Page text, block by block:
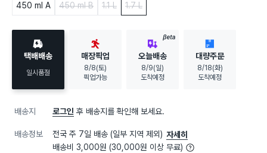
450 ml A 450 ml B 1.1 L 1.7 L
택배배송
일시품절
매장픽업
8/8(토)
픽업가능
BETA
오늘배송
8/9(일)
도착예정
대량주문
8/18(화)
도착예정
배송지 로그인 후 배송지를 확인해 보세요.
배송정보 전국 주 7일 배송 (일부 지역 제외) 자세히
배송비 3,000원 (30,000원 이상 무료)